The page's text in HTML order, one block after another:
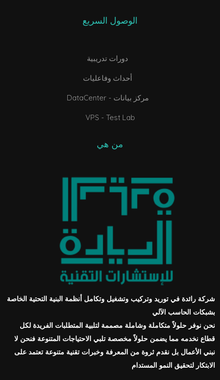
الوصول السريع
دورات تدريبية
أحداث وفاعليات
DataCenter - مركز بيانات
VPS - Test Lab
من هي
شركة رائدة في توريد وتركيب وتشغيل وتكامل أنظمة البنية التحتية الخاصة
بشبكات الحاسب الآلي
نحن نوفر حلولاً متكاملة وشاملة مصممة لتلبية المتطلبات الفريدة لكل
قطاع نخدمه مما يضمن حلولاً مخصصة تلبي الاحتياجات المتنوعة فنحن لا
نبني الأعمال بل نقدم ثروة من المعرفة وخبرات تقنية متنوعة تعتمد على
الابتكار لتحقيق النمو المستدام